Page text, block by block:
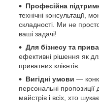
Професійна
технічні консультації,
складності. Ми не
ваші задачі!
Для бізнесу та
ефективні рішення як
приватних клієнтів.
Вигідні умови —
персональні пропозиції
майстрів і всіх, хто